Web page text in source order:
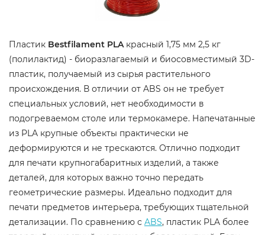
Пластик Bestfilament PLAкрасный 1,75 мм 2,5 кг
(полилактид) - биоразлагаемый и биосовместимый 3D-
пластик, получаемый из сырья растительного
происхождения. В отличии от ABS он не требует
специальных условий, нет необходимости в
подогреваемом столе или термокамере. Напечатанные
из PLA крупные объекты практически не
деформируются и не трескаются. Отлично подходит
для печати крупногабаритных изделий, а также
деталей, для которых важно точно передать
геометрические размеры. Идеально подходит для
печати предметов интерьера, требующих тщательной
детализации. По сравнению с ABS, пластик PLA более